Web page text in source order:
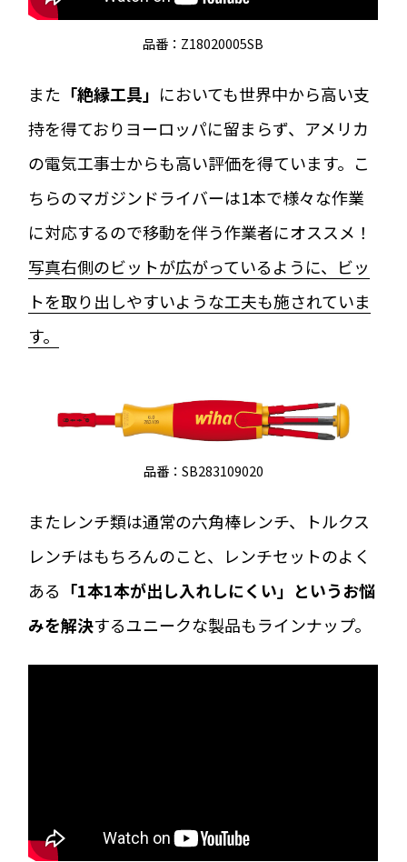
品番：Z18020005SB
また 「絶縁工具」 においても世界中から高い支
持を得ておりヨーロッパに留まらず、アメリカ
の電気工事士からも高い評価を得ています。こ
ちらのマガジンドライバーは1本で様々な作業
に対応するので移動を伴う作業者にオススメ！
写真右側のビットが広がっているように、ビッ
トを取り出しやすいような工夫も施されていま
す。
品番：SB283109020
またレンチ類は通常の六角棒レンチ、トルクス
レンチはもちろんのこと、レンチセットのよく
ある 「1本1本が出し入れしにくい」というお悩
みを解決するユニークな製品もラインナップ。